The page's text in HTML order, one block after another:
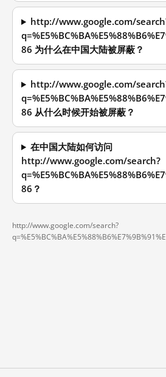
http://www.google.com/
86 为什么在中国大陆被屏蔽？
http://www.google.com/
86 从什么时候开始被屏蔽？
在中国大陆如何访问
http://www.google.com/search?
86？
http://www.google.com/search?